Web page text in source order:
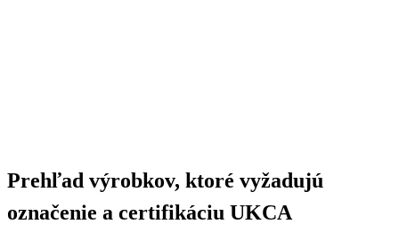
Prehľad výrobkov, ktoré vyžadujú
označenie a certifikáciu UKCA